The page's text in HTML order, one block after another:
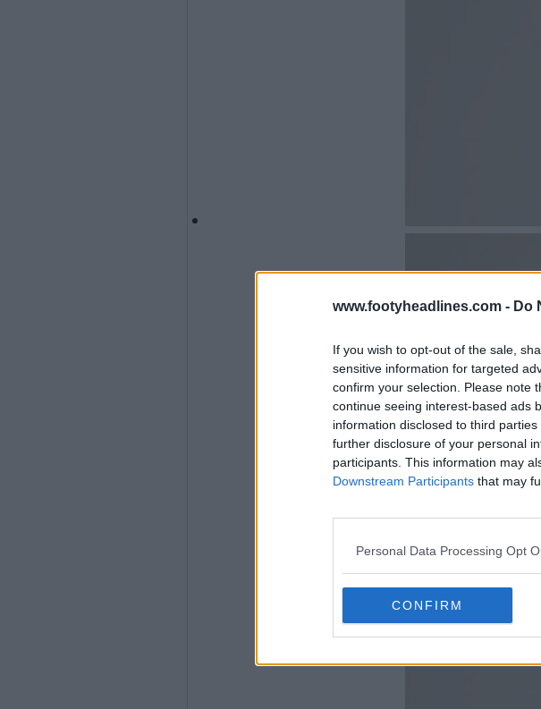
www.footyheadlines.com - Do
If you wish to opt-out of the sale,
sensitive information for targeted
confirm your selection. Please note
continue seeing interest-based ads
information disclosed to third
further disclosure of your personal
participants. This information may
Downstream Participants that may
Personal Data Processing Opt
CONFIRM